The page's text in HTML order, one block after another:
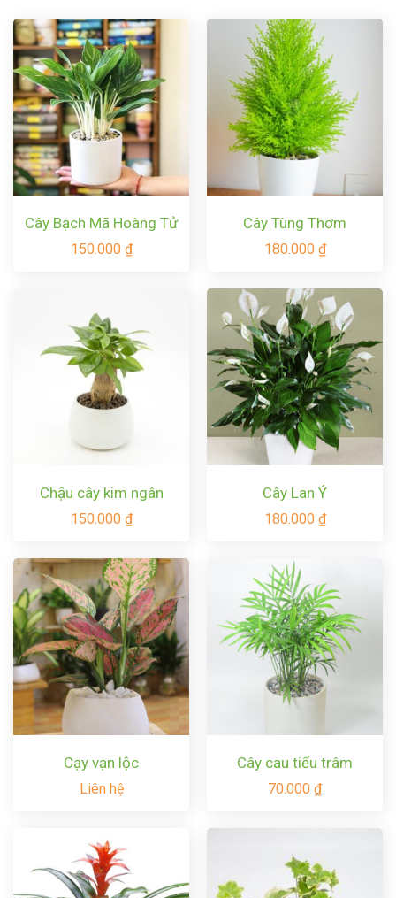
Cây Bạch Mã Hoàng Tử
150.000 ₫
Cây Tùng Thơm
180.000 ₫
Chậu cây kim ngân
150.000 ₫
Cây Lan Ý
180.000 ₫
Cạy vạn lộc
Liên hệ
Cây cau tiểu trâm
70.000 ₫